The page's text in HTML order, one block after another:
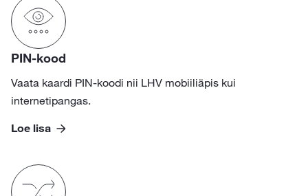
PIN-kood
Vaata kaardi PIN-koodi nii LHV mobiiliäpis kui
internetipangas.
Loe lisa